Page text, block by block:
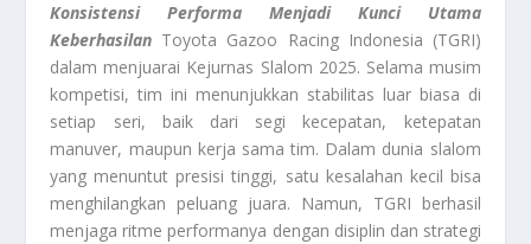
Konsistensi Performa Menjadi Kunci Utama
Keberhasilan Toyota Gazoo Racing Indonesia (TGRI)
dalam menjuarai Kejurnas Slalom 2025. Selama musim
kompetisi, tim ini menunjukkan stabilitas luar biasa di
setiap seri, baik dari segi kecepatan, ketepatan
manuver, maupun kerja sama tim. Dalam dunia slalom
yang menuntut presisi tinggi, satu kesalahan kecil bisa
menghilangkan peluang juara. Namun, TGRI berhasil
menjaga ritme performanya dengan disiplin dan strategi